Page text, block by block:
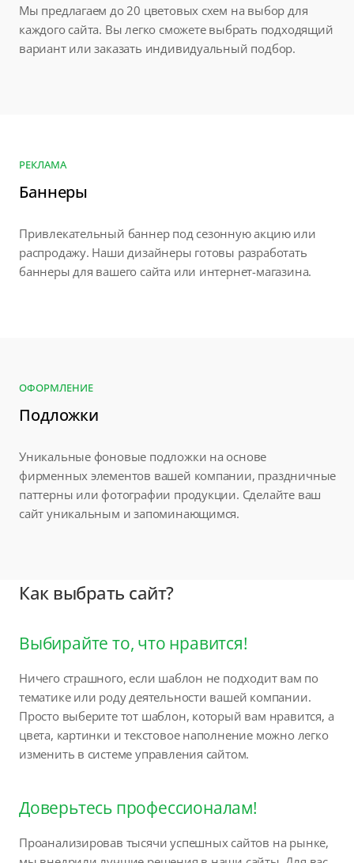
Мы предлагаем до 20 цветовых схем на выбор для
каждого сайта. Вы легко сможете выбрать подходящий
вариант или заказать индивидуальный подбор.
РЕКЛАМА
Баннеры
Привлекательный баннер под сезонную акцию или
распродажу. Наши дизайнеры готовы разработать
баннеры для вашего сайта или интернет-магазина.
ОФОРМЛЕНИЕ
Подложки
Уникальные фоновые подложки на основе
фирменных элементов вашей компании, праздничные
паттерны или фотографии продукции. Сделайте ваш
сайт уникальным и запоминающимся.
Как выбрать сайт?
Выбирайте то, что нравится!
Ничего страшного, если шаблон не подходит вам по
тематике или роду деятельности вашей компании.
Просто выберите тот шаблон, который вам нравится, а
цвета, картинки и текстовое наполнение можно легко
изменить в системе управления сайтом.
Доверьтесь профессионалам!
Проанализировав тысячи успешных сайтов на рынке,